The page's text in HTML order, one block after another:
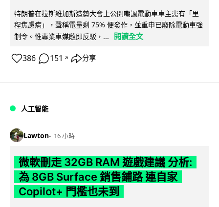
特朗普在拉斯維加斯造勢大會上公開嘲諷電動車車主患有「里
程焦慮病」，聲稱電量剩 75% 便發作，並重申已廢除電動車強
制令。惟專業車媒隨即反駁，...
閱讀全文
386 151 ↗ 分享
人工智能
Lawton 16 小時
微軟刪走 32GB RAM 遊戲建議 分析:
為 8GB Surface 銷售鋪路 連自家
Copilot+ 門檻也未到